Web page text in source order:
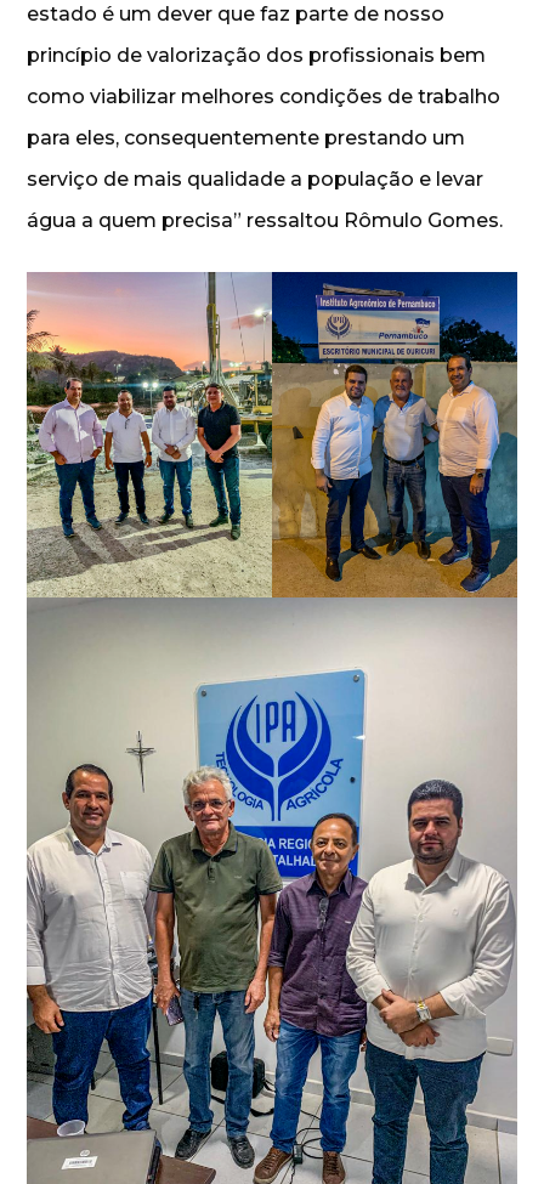
estado é um dever que faz parte de nosso
princípio de valorização dos profissionais bem
como viabilizar melhores condições de trabalho
para eles, consequentemente prestando um
serviço de mais qualidade a população e levar
água a quem precisa” ressaltou Rômulo Gomes.